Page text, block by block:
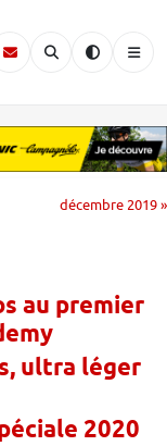
décembre 2019 »
au premier
ultra léger
2020